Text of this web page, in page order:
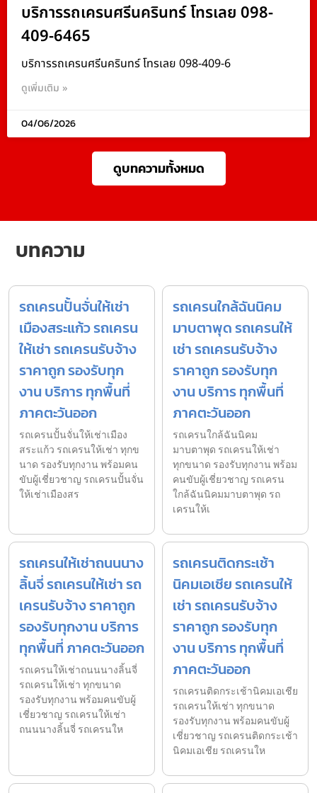
บริการรถเครนศรีนครินทร์ โทรเลย 098-
409-6465
บริการรถเครนศรีนครินทร์ โทรเลย 098-409-6
ดูเพิ่มเติม »
04/06/2026
ดูบทความทั้งหมด
บทความ
รถเครนปั้นจั่นให้เช่า
เมืองสระแก้ว รถเครน
ให้เช่า รถเครนรับจ้าง
ราคาถูก รองรับทุก
งาน บริการ ทุกพื้นที่
ภาคตะวันออก
รถเครนปั้นจั่นให้เช่าเมือง
สระแก้ว รถเครนให้เช่า ทุกข
นาด รองรับทุกงาน พร้อมคน
ขับผู้เชี่ยวชาญ รถเครนปั้นจั่น
ให้เช่าเมืองสร
รถเครนใกล้ฉันนิคม
มาบตาพุด รถเครนให้
เช่า รถเครนรับจ้าง
ราคาถูก รองรับทุก
งาน บริการ ทุกพื้นที่
ภาคตะวันออก
รถเครนใกล้ฉันนิคม
มาบตาพุด รถเครนให้เช่า
ทุกขนาด รองรับทุกงาน พร้อม
คนขับผู้เชี่ยวชาญ รถเครน
ใกล้ฉันนิคมมาบตาพุด รถ
เครนให้เ
รถเครนให้เช่าถนนนาง
ลิ้นจี่ รถเครนให้เช่า รถ
เครนรับจ้าง ราคาถูก
รองรับทุกงาน บริการ
ทุกพื้นที่ ภาคตะวันออก
รถเครนให้เช่าถนนนางลิ้นจี่
รถเครนให้เช่า ทุกขนาด
รองรับทุกงาน พร้อมคนขับผู้
เชี่ยวชาญ รถเครนให้เช่า
ถนนนางลิ้นจี่ รถเครนให
รถเครนติดกระเช้า
นิคมเอเชีย รถเครนให้
เช่า รถเครนรับจ้าง
ราคาถูก รองรับทุก
งาน บริการ ทุกพื้นที่
ภาคตะวันออก
รถเครนติดกระเช้านิคมเอเชีย
รถเครนให้เช่า ทุกขนาด
รองรับทุกงาน พร้อมคนขับผู้
เชี่ยวชาญ รถเครนติดกระเช้า
นิคมเอเชีย รถเครนให